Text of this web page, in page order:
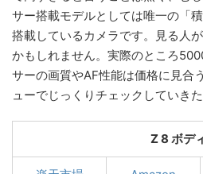
サー搭載モデルとしては唯一の「
搭載しているカメラです。見る人
かもしれません。実際のところ
サーの画質やAF性能は価格に見合
ューでじっくりチェックしていきた
Z 8 ボデ